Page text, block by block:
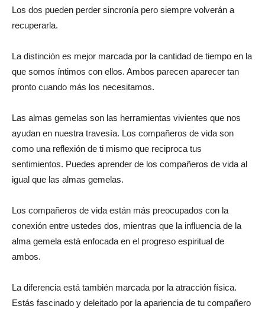
Los dos pueden perder sincronía pero siempre volverán a
recuperarla.
La distinción es mejor marcada por la cantidad de tiempo en la
que somos íntimos con ellos. Ambos parecen aparecer tan
pronto cuando más los necesitamos.
Las almas gemelas son las herramientas vivientes que nos
ayudan en nuestra travesía. Los compañeros de vida son
como una reflexión de ti mismo que reciproca tus
sentimientos. Puedes aprender de los compañeros de vida al
igual que las almas gemelas.
Los compañeros de vida están más preocupados con la
conexión entre ustedes dos, mientras que la influencia de la
alma gemela está enfocada en el progreso espiritual de
ambos.
La diferencia está también marcada por la atracción física.
Estás fascinado y deleitado por la apariencia de tu compañero